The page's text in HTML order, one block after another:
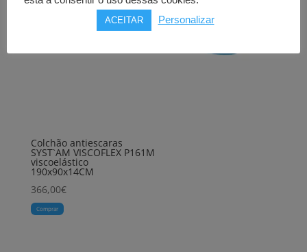
Colchão antiescaras
SYST`AM VISCOFLEX P161M
viscoelástico
190x90x14CM
366,00€
Comprar
ACEITAR Personalizar